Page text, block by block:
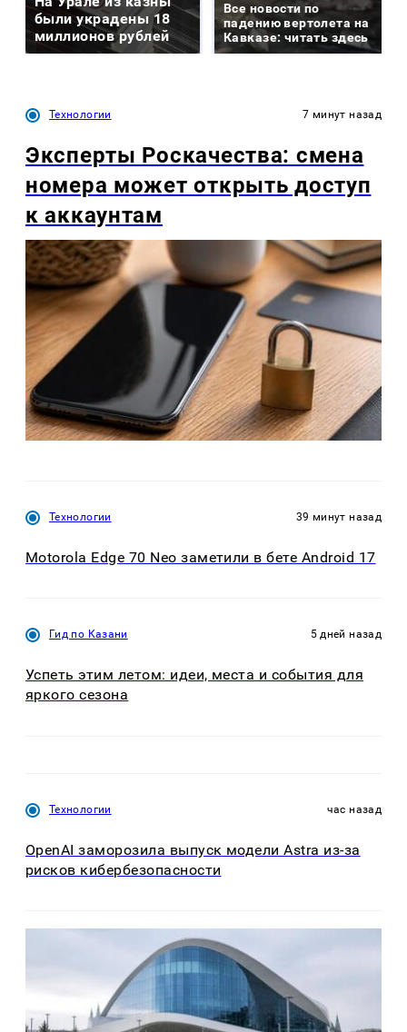
были украдены 18
миллионов рублей
Все новости по
падению вертолета на
Кавказе: читать здесь
Технологии 7 минут назад
Эксперты Роскачества: смена
номера может открыть доступ
к аккаунтам
Технологии 39 минут назад
Motorola Edge 70 Neo заметили в бете Android 17
Гид по Казани 5 дней назад
Успеть этим летом: идеи, места и события для
яркого сезона
Технологии час назад
OpenAI заморозила выпуск модели Astra из-за
рисков кибербезопасности